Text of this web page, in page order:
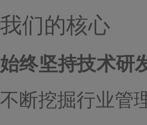
我们的核心
始终坚持技术研
不断挖掘行业管